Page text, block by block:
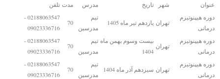
عنوان شهر تاریخ مدرس مدت تلفن
دوره هیپنوتیزم
درمانی
تهران یازدهم تیر ماه 1405
تیم
مدرسین
70
02188063547 -
09023336716
دوره هیپنوتیزم
درمانی
تهران
بیست وسوم بهمن ماه
1404
تیم
مدرسین
70
02188063547 -
09023336716
دوره هیپنوتیزم
درمانی
تهران سیزدهم آذر ماه 1404
تیم
مدرسین
70
02188063547 -
09023336716